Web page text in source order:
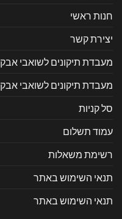
חנות ראשי
יצירת קשר
מעבדת תיקונים לשואבי אבק
מעבדת תיקונים לשואבי אבק
סל קניות
עמוד תשלום
רשימת משאלות
תנאי השימוש באתר
תנאי השימוש באתר